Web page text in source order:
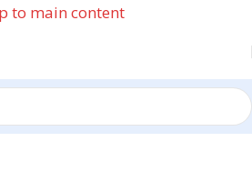
to main content